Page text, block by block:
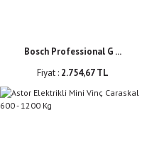
Bosch Professional G ...
Fiyat : 2.754,67 TL